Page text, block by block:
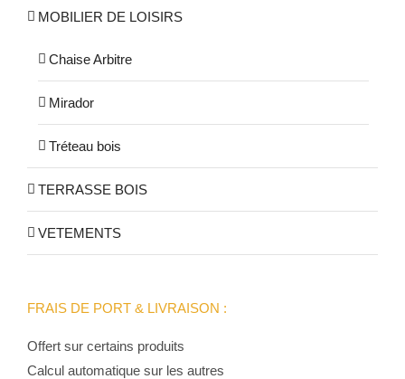
MOBILIER DE LOISIRS
Chaise Arbitre
Mirador
Tréteau bois
TERRASSE BOIS
VETEMENTS
FRAIS DE PORT & LIVRAISON :
Offert sur certains produits
Calcul automatique sur les autres